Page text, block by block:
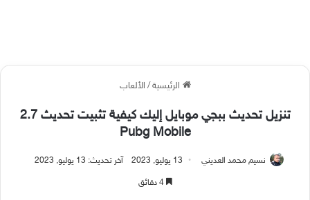
الرئيسية / الألعاب
تنزيل تحديث ببجي موبايل إليك كيفية تثبيت تحديث 2.7
Pubg Mobile
نسيم محمد العديني 13 يوليو, 2023 آخر تحديث: 13 يوليو, 2023
4 دقائق